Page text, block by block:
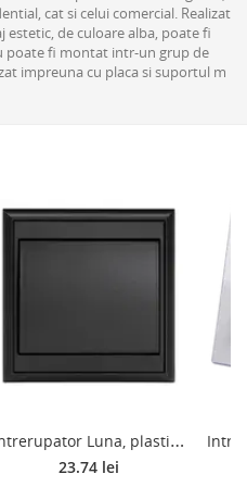
cat si celui comercial. Realizat
de culoare alba, poate fi
poate fi montat intr-un grup de
impreuna cu placa si suportul m
I
ntrerupator Luna, plastic, incastrat, negru
23.74 lei